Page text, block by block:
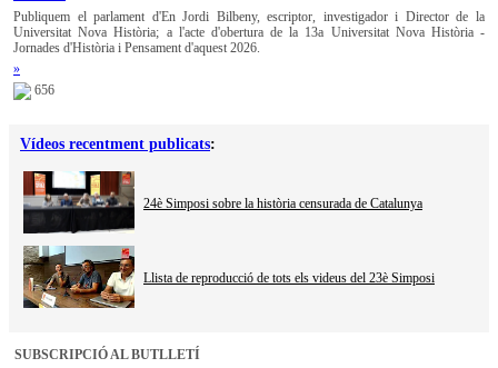
Publiquem el parlament d'En Jordi Bilbeny, escriptor, investigador i Director de la
Universitat Nova Història; a l'acte d'obertura de la 13a Universitat Nova Història -
Jornades d'Història i Pensament d'aquest 2026.
»
656
Vídeos recentment publicats:
24è Simposi sobre la història censurada de Catalunya
Llista de reproducció de tots els videus del 23è Simposi
SUBSCRIPCIÓ AL BUTLLETÍ